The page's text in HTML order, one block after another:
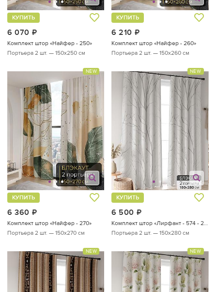
6 070
КУПИТЬ
Комплект штор «Найфер - 250»
Портьера 2 шт. — 150х250 см
6 210
КУПИТЬ
Комплект штор «Найфер - 260»
Портьера 2 шт. — 150х260 см
NEW
6 360
КУПИТЬ
Комплект штор «Найфер - 270»
Портьера 2 шт. — 150х270 см
NEW
6 500
КУПИТЬ
Комплект штор «Лирфант - 574 - 280 см»
Портьера 2 шт. — 150х280 см
NEW NEW